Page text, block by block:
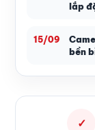
lắp
15/09
bền
✓